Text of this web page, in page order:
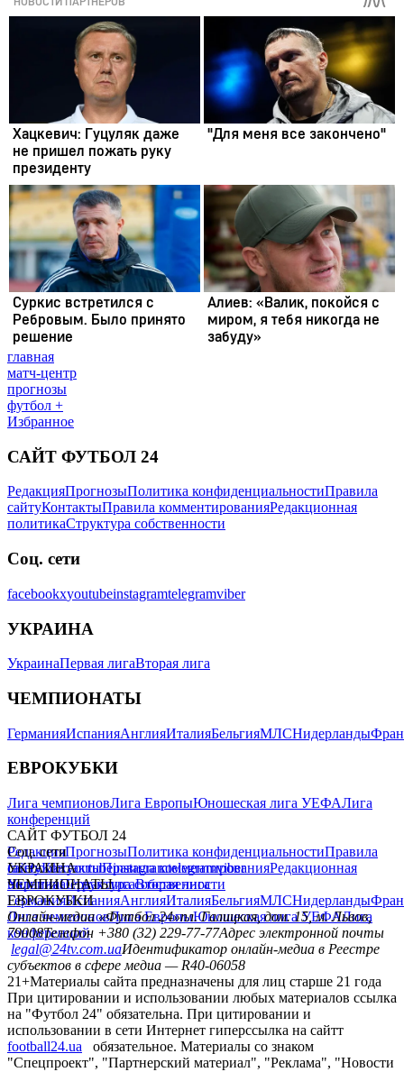
главная
матч-центр
прогнозы
футбол +
Избранное
САЙТ ФУТБОЛ 24
РедакцияПрогнозыПолитика конфиденциальностиПравила
сайтуКонтактыПравила комментированияРедакционная
политикаСтруктура собственности
Соц. сети
facebookxyoutubeinstagramtelegramviber
УКРАИНА
УкраинаПервая лигаВторая лига
ЧЕМПИОНАТЫ
ГерманияИспанияАнглияИталияБельгияМЛСНидерланды
ЕВРОКУБКИ
Лига чемпионовЛига ЕвропыЮношеская лига УЕФАЛига
конференций
САЙТ ФУТБОЛ 24
РедакцияПрогнозыПолитика конфиденциальностиПравила
сайтуКонтактыПравила комментированияРедакционная
политикаСтруктура собственности
Соц. сети
facebookxyoutubeinstagramtelegramviber
УКРАИНА
УкраинаПервая лигаВторая лига
ЧЕМПИОНАТЫ
ГерманияИспанияАнглияИталияБельгияМЛСНидерланды
ЕВРОКУБКИ
Лига чемпионовЛига ЕвропыЮношеская лига УЕФАЛига
конференций
Онлайн-медиа «Футбол 24»пл. Галицкая, дом. 15, м. Львов,
79008Телефон +380 (32) 229-77-77Адрес электронной почты
legal@24tv.com.uaИдентификатор онлайн-медиа в Реестре
субъектов в сфере медиа — R40-06058
21+Материалы сайта предназначены для лиц старше 21 года
При цитировании и использовании любых материалов ссылка
на "Футбол 24" обязательна. При цитировании и
использовании в сети Интернет гиперссылка на сайтт
football24.ua
обязательное. Материалы со знаком
"Спецпроект", "Партнерский материал", "Реклама", "Новости